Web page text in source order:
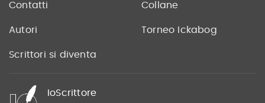
Contatti Collane
Autori Torneo Ickabog
Scrittori si diventa
IoScrittore